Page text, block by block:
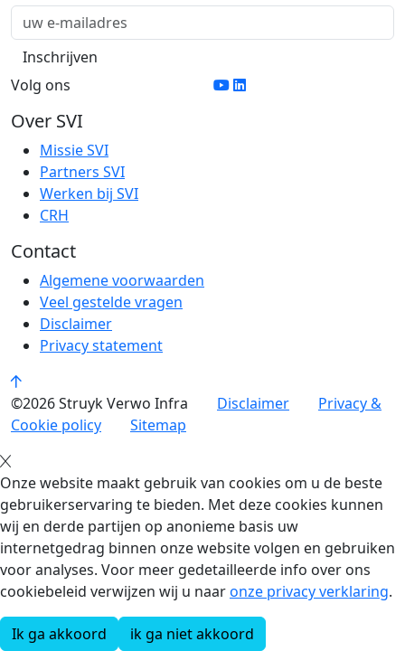
Volg ons
Over SVI
Missie SVI
Partners SVI
Werken bij SVI
CRH
Contact
Algemene voorwaarden
Veel gestelde vragen
Disclaimer
Privacy statement
©2026 Struyk Verwo Infra Disclaimer
Privacy &
Cookie policy
Sitemap
Onze website maakt gebruik van cookies om u de beste
gebruikerservaring te bieden. Met deze cookies kunnen
wij en derde partijen op anonieme basis uw
internetgedrag binnen onze website volgen en gebruiken
voor analyses. Voor meer gedetailleerde info over ons
cookiebeleid verwijzen wij u naaronze privacy verklaring.
Ik ga akkoord ik ga niet akkoord